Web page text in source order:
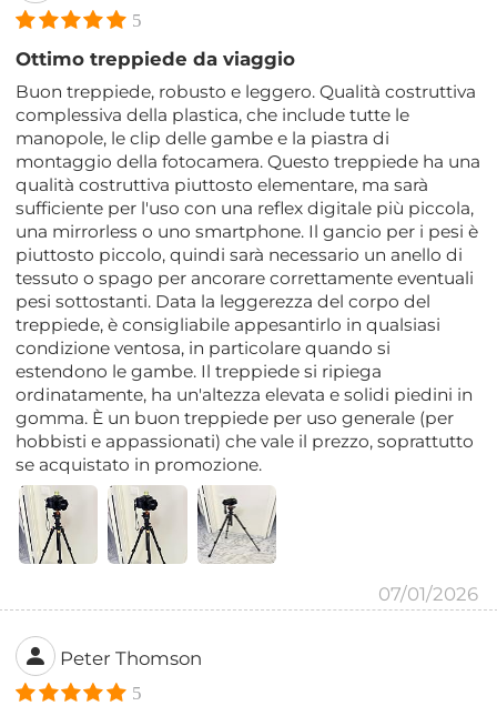
5
Ottimo treppiede da viaggio
Buon treppiede, robusto e leggero. Qualità costruttiva
complessiva della plastica, che include tutte le
manopole, le clip delle gambe e la piastra di
montaggio della fotocamera. Questo treppiede ha una
qualità costruttiva piuttosto elementare, ma sarà
sufficiente per l'uso con una reflex digitale più piccola,
una mirrorless o uno smartphone. Il gancio per i pesi è
piuttosto piccolo, quindi sarà necessario un anello di
tessuto o spago per ancorare correttamente eventuali
pesi sottostanti. Data la leggerezza del corpo del
treppiede, è consigliabile appesantirlo in qualsiasi
condizione ventosa, in particolare quando si
estendono le gambe. Il treppiede si ripiega
ordinatamente, ha un'altezza elevata e solidi piedini in
gomma. È un buon treppiede per uso generale (per
hobbisti e appassionati) che vale il prezzo, soprattutto
se acquistato in promozione.
07/01/2026
Peter Thomson
5